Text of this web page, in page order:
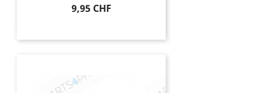
Prezzo
9,95 CHF